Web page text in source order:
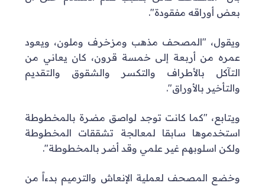
بعض أوراقه مفقودة".
ويقول، "المصحف مذهب ومزخرف وملون، ويعود
عمره من أربعة إلى خمسة قرون، كان يعاني من
التآكل بالأطراف والتكسر والشقوق والتقديم
والتأخير بالأوراق".
ويتابع، "كما كانت توجد لواصق مضرة بالمخطوطة
استخدموها سابقا لمعالجة تشققات المخطوطة
ولكن اسلوبهم غير علمي وقد أضر بالمخطوطة".
وخضع المصحف لعملية الإنعاش والترميم بدءاً من